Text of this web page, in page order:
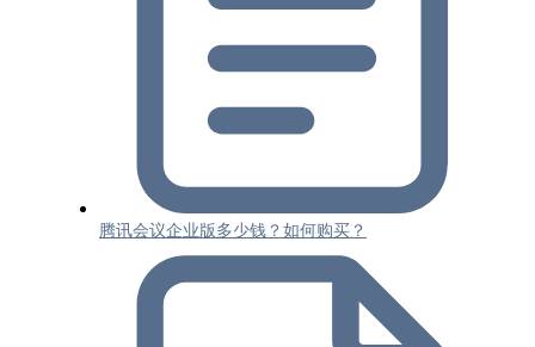
腾讯会议企业版多少钱？如何购买？